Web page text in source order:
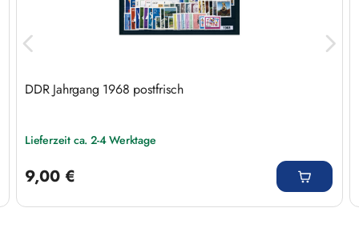
DDR Jahrgang 1968 postfrisch
Lieferzeit ca. 2-4 Werktage
9,00 €